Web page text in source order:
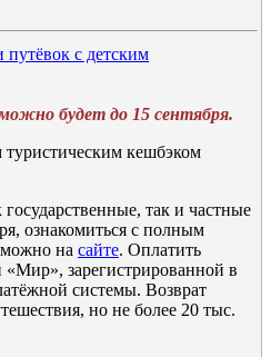
с детским
будет до 15 сентября.
кешбэком
так и частные
ознакомиться с полным
на сайте. Оплатить
«Мир», зарегистрированной в
системы. Возврат
но не более 20 тыс.